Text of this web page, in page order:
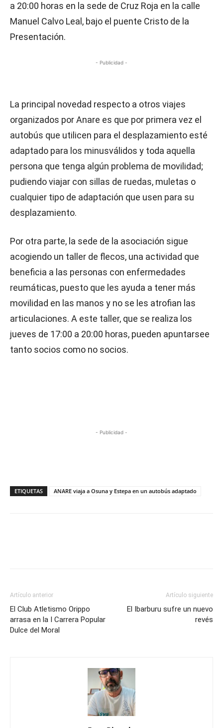
a 20:00 horas en la sede de Cruz Roja en la calle
Manuel Calvo Leal, bajo el puente Cristo de la
Presentación.
- Publicidad -
La principal novedad respecto a otros viajes
organizados por Anare es que por primera vez el
autobús que utilicen para el desplazamiento esté
adaptado para los minusválidos y toda aquella
persona que tenga algún problema de movilidad;
pudiendo viajar con sillas de ruedas, muletas o
cualquier tipo de adaptación que usen para su
desplazamiento.
Por otra parte, la sede de la asociación sigue
acogiendo un taller de flecos, una actividad que
beneficia a las personas con enfermedades
reumáticas, puesto que les ayuda a tener más
movilidad en las manos y no se les atrofian las
articulaciones. A este taller, que se realiza los
jueves de 17:00 a 20:00 horas, pueden apuntarsee
tanto socios como no socios.
- Publicidad -
ETIQUETAS ANARE viaja a Osuna y Estepa en un autobús adaptado
Artículo anterior
El Club Atletismo Orippo
arrasa en la I Carrera Popular
Dulce del Moral
Artículo siguiente
El Ibarburu sufre un nuevo
revés